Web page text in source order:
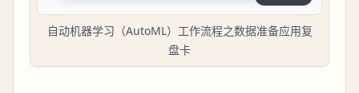
自动机器学习（AutoML）工作流程之数据准备应用复
盘卡